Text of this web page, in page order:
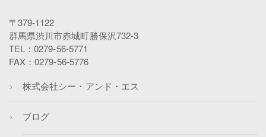
〒379-1122
群馬県渋川市赤城町勝保沢732-3
TEL：0279-56-5771
FAX：0279-56-5776
株式会社シー・アンド・エス
ブログ